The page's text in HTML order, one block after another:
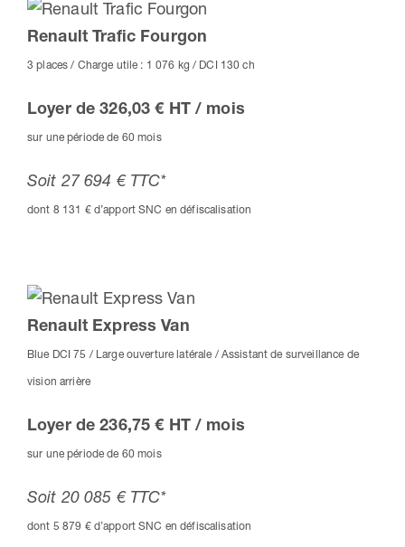
Renault Trafic Fourgon
3 places / Charge utile : 1 076 kg / DCI 130 ch
Loyer de 326,03 € HT / mois
sur une période de 60 mois
Soit 27 694 € TTC*
dont 8 131 € d’apport SNC en défiscalisation
Renault Express Van
Blue DCI 75 / Large ouverture latérale / Assistant de surveillance de
vision arrière
Loyer de 236,75 € HT / mois
sur une période de 60 mois
Soit 20 085 € TTC*
dont 5 879 € d’apport SNC en défiscalisation